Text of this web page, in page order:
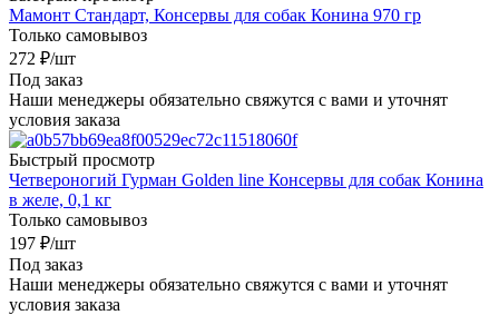
Мамонт Стандарт, Консервы для собак Конина 970 гр
Только самовывоз
272 ₽/шт
Под заказ
Наши менеджеры обязательно свяжутся с вами и уточнят
условия заказа
Быстрый просмотр
Четвероногий Гурман Golden line Консервы для собак Конина
в желе, 0,1 кг
Только самовывоз
197 ₽/шт
Под заказ
Наши менеджеры обязательно свяжутся с вами и уточнят
условия заказа